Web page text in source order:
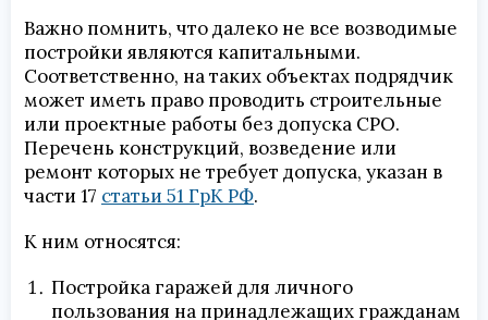
Важно помнить, что далеко не все возводимые
постройки являются капитальными.
Соответственно, на таких объектах подрядчик
может иметь право проводить строительные
или проектные работы без допуска СРО.
Перечень конструкций, возведение или
ремонт которых не требует допуска, указан в
части 17 статьи 51 ГрК РФ.
К ним относятся:
Постройка гаражей для личного
пользования на принадлежащих гражданам